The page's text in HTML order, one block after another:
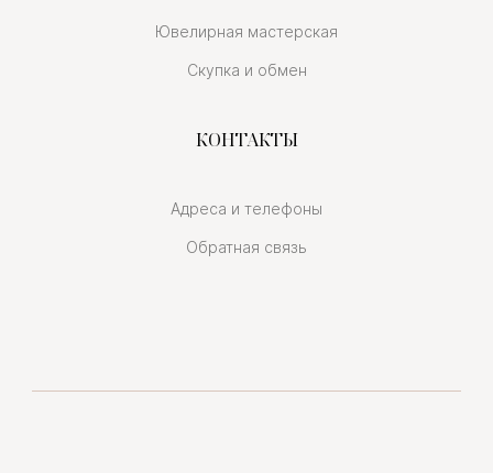
Ювелирная мастерская
Скупка и обмен
КОНТАКТЫ
Адреса и телефоны
Обратная связь